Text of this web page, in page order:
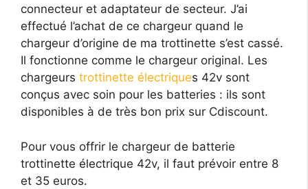
connecteur et adaptateur de secteur. J’ai
effectué l’achat de ce chargeur quand le
chargeur d’origine de ma trottinette s’est cassé.
Il fonctionne comme le chargeur original. Les
chargeurs trottinette électriques 42v sont
conçus avec soin pour les batteries : ils sont
disponibles à de très bon prix sur Cdiscount.
Pour vous offrir le chargeur de batterie
trottinette électrique 42v, il faut prévoir entre 8
et 35 euros.